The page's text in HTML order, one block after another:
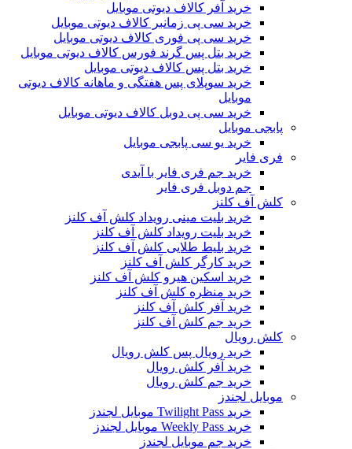
خرید آفر کالاف دیوتی موبایل
خرید سی پی زمانبر کالاف دیوتی موبایل
خرید سی پی فوری کالاف دیوتی موبایل
خرید بتل پس گرند فورس کالاف دیوتی موبایل
خرید بتل پس کالاف دیوتی موبایل
خرید سوپلای پس هفتگی و ماهانه کالاف دیوتی
موبایل
خرید سی پی دوبل کالاف دیوتی موبایل
پابجی موبایل
خرید یو سی پابجی موبایل
فری فایر
خرید جم فری فایر با آیدی
جم دوبل فری فایر
کلش آف کلنز
خرید بلیت مینی رویداد کلش آف کلنز
خرید بلیت رویداد کلش آف کلنز
خرید بلیط طلایی کلش آف کلنز
خرید کارگر کلش آف کلنز
خرید اسکین هیرو کلش آف کلنز
خرید منظره کلش آف کلنز
خرید آفر کلش آف کلنز
خرید جم کلش آف کلنز
کلش رویال
خرید رویال پس کلش رویال
خرید آفر کلش رویال
خرید جم کلش رویال
موبایل لجندز
خرید Twilight Pass موبایل لجندز
خرید Weekly Pass موبایل لجندز
خرید جم موبایل لجندز